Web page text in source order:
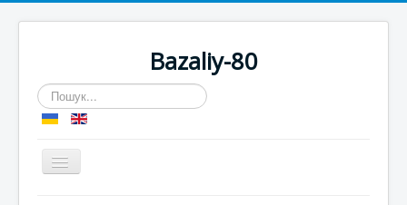
Bazaliy-80
Пошук...
Перемикач
навігації